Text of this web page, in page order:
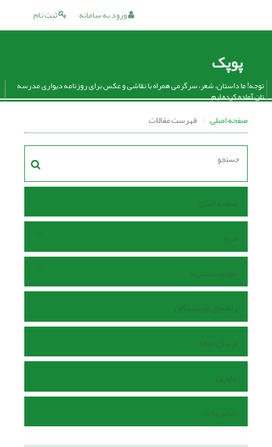
ثبت نام ورود به سامانه
پوپک
توجه! ما داستان، شعر، سرگرمی همراه با نقاشی و عکس برای روزنامه دیواری مدرسه
تان آماده کرده ایم.
صفحه اصلی فهرست مقالات
صفحه اصلی
مرور
اطلاعات نشریه
راهنمای نویسندگان
ارسال مقاله
داوران
تماس با ما